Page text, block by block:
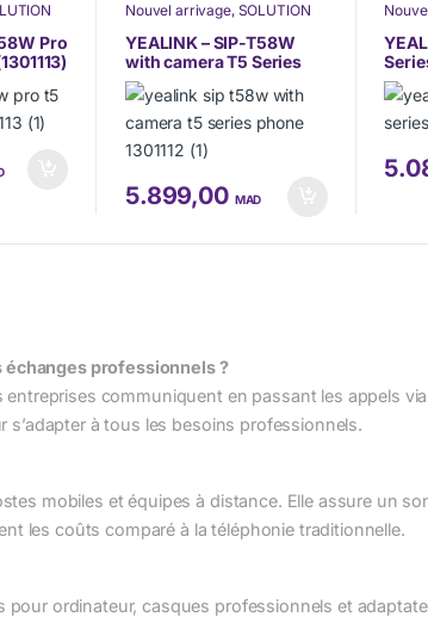
IPPro
Nouvel arrivage, SOLUTION
DE COMMUNICATION
TÉLÉPHONIE ,Téléphonie IP
(VoIP)
YEALINK – SIP-T58W
with camera T5 Series
Phone (1301112)
5.899,00 MAD
DE
(VoIP)
échanges professionnels ?
communiquent en passant les appels
à tous les besoins professionnels.
mobiles et équipes à distance. Elle assure un
les coûts comparé à la téléphonie traditionnelle.
ordinateur, casques professionnels et